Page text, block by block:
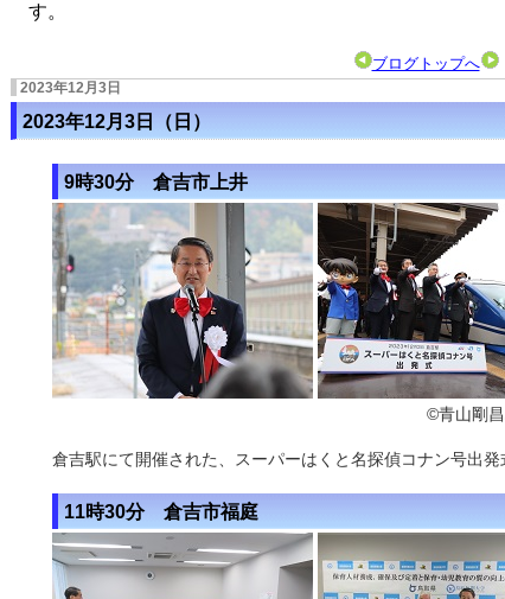
す。
ブログトップへ
2023年12月3日
2023年12月3日（日）
9時30分 倉吉市上井
©青山剛昌/小学
倉吉駅にて開催された、スーパーはくと名探偵コナン号出発
11時30分 倉吉市福庭